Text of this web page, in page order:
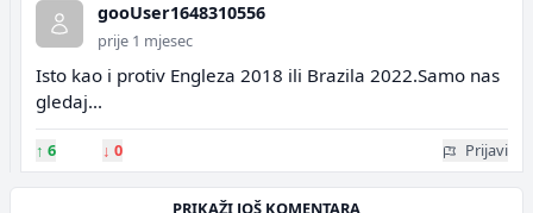
gooUser1648310556
prije 1 mjesec
Isto kao i protiv Engleza 2018 ili Brazila 2022.Samo nas
gledaj...
↑ 6 ↓ 0 Prijavi
PRIKAŽI JOŠ KOMENTARA